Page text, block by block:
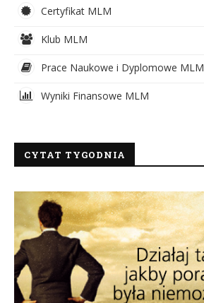
Certyfikat MLM
Klub MLM
Prace Naukowe i Dyplomowe MLM
Wyniki Finansowe MLM
CYTAT TYGODNIA